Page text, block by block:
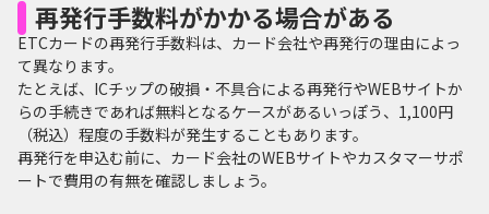
再発行手数料がかかる場合がある
ETCカードの再発行手数料は、カード会社や再発行の理由によっ
て異なります。
たとえば、ICチップの破損・不具合による再発行やWEBサイトか
らの手続きであれば無料となるケースがあるいっぽう、1,100円
（税込）程度の手数料が発生することもあります。
再発行を申込む前に、カード会社のWEBサイトやカスタマーサポ
ートで費用の有無を確認しましょう。